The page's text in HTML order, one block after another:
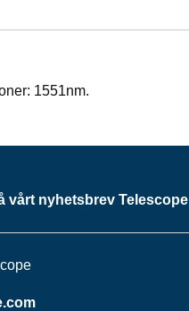
1551nm.
vårt nyhetsbrev Telescope